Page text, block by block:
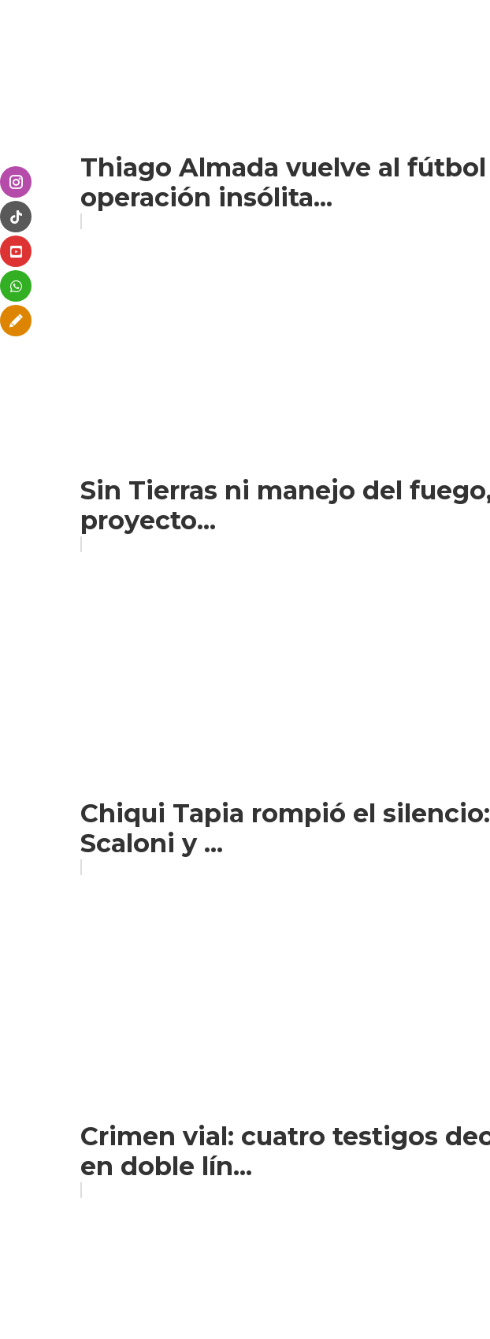
Thiago Almada vuelve al
operación insólita...
Sin Tierras ni manejo del
proyecto...
Chiqui Tapia rompió el
Scaloni y ...
Crimen vial: cuatro testigos
en doble lín...